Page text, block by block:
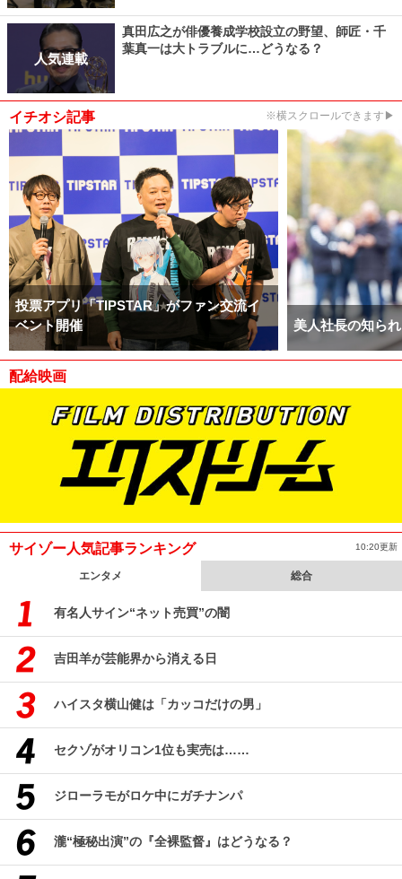
人気連載
真田広之が俳優養成学校設立の野望、師匠・千
葉真一は大トラブルに…どうなる？
イチオシ記事 ※横スクロールできます▶
投票アプリ「TIPSTAR」がファン交流イ
ベント開催
美人社長の知ら
配給映画
サイゾー人気記事ランキング 10:20更新
エンタメ 総合
有名人サイン“ネット売買”の闇
吉田羊が芸能界から消える日
ハイスタ横山健は「カッコだけの男」
セクゾがオリコン1位も実売は……
ジローラモがロケ中にガチナンパ
瀧“極秘出演”の『全裸監督』はどうなる？